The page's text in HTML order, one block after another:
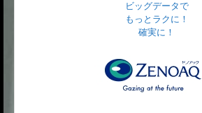
ビッグデータで
もっとラクに！
確実に！